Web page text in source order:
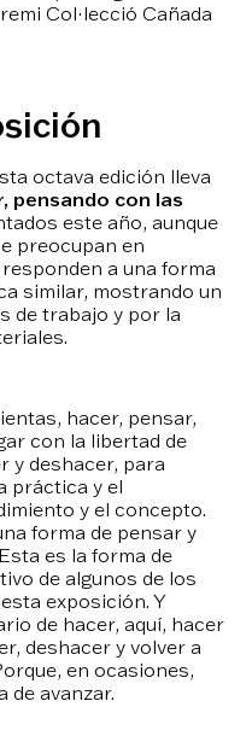
Col·lecció Cañada
octava edición lleva
pensando con las
este año, aunque
preocupan en
a una forma
similar, mostrando un
de trabajo y por la
hacer, pensar,
con la libertad de
y deshacer, para
práctica y el
y el concepto.
forma de pensar y
es la forma de
de algunos de los
exposición. Y
de hacer, aquí, hacer
deshacer y volver a
en ocasiones,
de avanzar.